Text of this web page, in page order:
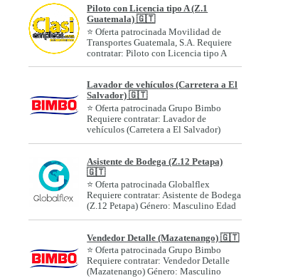
Piloto con Licencia tipo A (Z.1
Guatemala) 🇬🇹
⭐ Oferta patrocinada Movilidad de
Transportes Guatemala, S.A. Requiere
contratar: Piloto con Licencia tipo A
Lavador de vehículos (Carretera a El
Salvador) 🇬🇹
⭐ Oferta patrocinada Grupo Bimbo
Requiere contratar: Lavador de
vehículos (Carretera a El Salvador)
Asistente de Bodega (Z.12 Petapa)
🇬🇹
⭐ Oferta patrocinada Globalflex
Requiere contratar: Asistente de Bodega
(Z.12 Petapa) Género: Masculino Edad
Vendedor Detalle (Mazatenango) 🇬🇹
⭐ Oferta patrocinada Grupo Bimbo
Requiere contratar: Vendedor Detalle
(Mazatenango) Género: Masculino